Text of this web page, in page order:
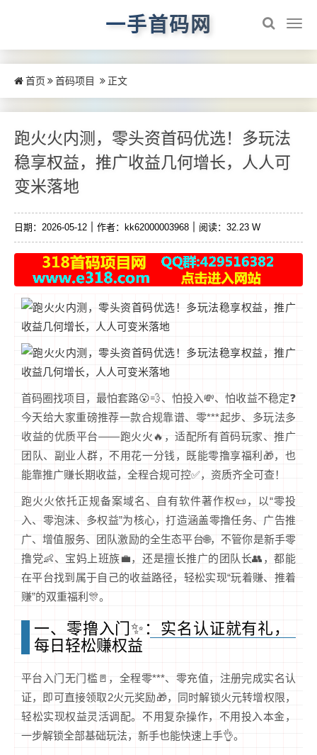
一手首码网
首页 首码项目 正文
跑火火内测，零头资首码优选！多玩法
稳享权益，推广收益几何增长，人人可
变米落地
日期：2026-05-12 作者：kk62000003968 阅读：32.23 W
首码圈找项目，最怕套路😮💨、怕投入💸、怕收益不稳定❓
今天给大家重磅推荐一款合规靠谱、零***起步、多玩法多
收益的优质平台——跑火火🔥，适配所有首码玩家、推广
团队、副业人群，不用花一分钱，既能零撸享福利🎁，也
能靠推广赚长期收益，全程合规可控✅，资质齐全可查！
跑火火依托正规备案域名、自有软件著作权📜，以“零投
入、零泡沫、多权益”为核心，打造涵盖零撸任务、广告推
广、增值服务、团队激励的全生态平台🌐，不管你是新手零
撸党👶、宝妈上班族💼，还是擅长推广的团队长👥，都能
在平台找到属于自己的收益路径，轻松实现“玩着赚、推着
赚”的双重福利🎊。
一、零撸入门✨：实名认证就有礼，
每日轻松赚权益
平台入门无门槛🚪，全程零***、零充值，注册完成实名认
证，即可直接领取2火元奖励🎁，同时解锁火元转增权限，
轻松实现权益灵活调配。不用复杂操作，不用投入本金，
一步解锁全部基础玩法，新手也能快速上手👌。